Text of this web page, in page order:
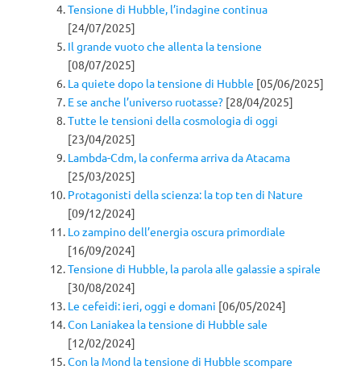
Tensione di Hubble, l’indagine continua
[24/07/2025]
Il grande vuoto che allenta la tensione
[08/07/2025]
La quiete dopo la tensione di Hubble [05/06/2025]
E se anche l’universo ruotasse? [28/04/2025]
Tutte le tensioni della cosmologia di oggi
[23/04/2025]
Lambda-Cdm, la conferma arriva da Atacama
[25/03/2025]
Protagonisti della scienza: la top ten di Nature
[09/12/2024]
Lo zampino dell’energia oscura primordiale
[16/09/2024]
Tensione di Hubble, la parola alle galassie a spirale
[30/08/2024]
Le cefeidi: ieri, oggi e domani [06/05/2024]
Con Laniakea la tensione di Hubble sale
[12/02/2024]
Con la Mond la tensione di Hubble scompare